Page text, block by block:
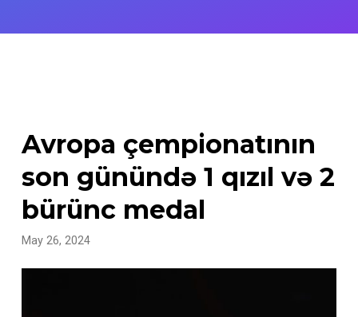
Avropa çempionatının
son günündə 1 qızıl və 2
bürünc medal
May 26, 2024